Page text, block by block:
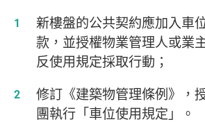
新樓盤的公共契約應加入車
款，並授權物業管理人或業
反使用規定採取行動；
修訂《建築物管理條例》，
團執行「車位使用規定」。